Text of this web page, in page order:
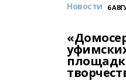
Новости 6